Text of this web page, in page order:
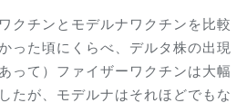
クチンとモデルナワクチンを比較
った頃にくらべ、デルタ株の出現
って）ファイザーワクチンは大幅
たが、モデルナはそれほどでもな